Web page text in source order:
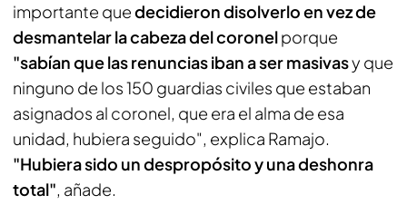
importante quedecidieron disolverlo en vez de
desmantelar la cabeza del coronelporque
"sabían que las renuncias iban a ser masivasy que
ninguno de los 150 guardias civiles que estaban
asignados al coronel, que era el alma de esa
unidad, hubiera seguido", explica Ramajo.
"Hubiera sido un despropósito y una deshonra
total", añade.